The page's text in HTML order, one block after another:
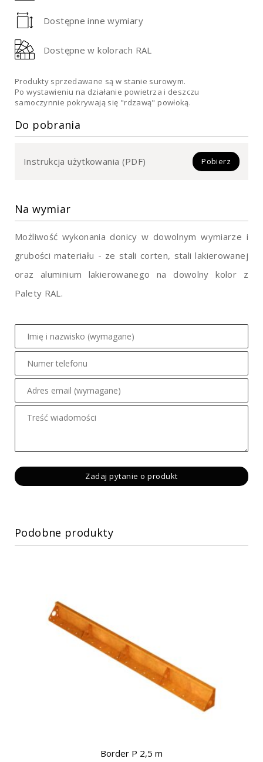
Dostępne inne wymiary
Dostępne w kolorach RAL
Produkty sprzedawane są w stanie surowym.
Po wystawieniu na działanie powietrza i deszczu
samoczynnie pokrywają się "rdzawą" powłoką.
Do pobrania
Instrukcja użytkowania (PDF) Pobierz
Na wymiar
Możliwość wykonania donicy w dowolnym wymiarze i
grubości materiału - ze stali corten, stali lakierowanej
oraz aluminium lakierowanego na dowolny kolor z
Palety RAL.
Podobne produkty
Border P 2,5 m